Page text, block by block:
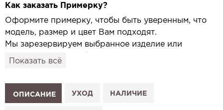
Как заказать Примерку?
Оформите примерку, чтобы быть уверенным, что
модель, размер и цвет Вам подходят.
Мы зарезервируем выбранное изделие или
привезём его в удобный для вас салон и
1. Выберите изделие на сайте.
2. Нажмите «Заказать примерку» и выберите салон.
Показать всё
ОПИСАНИЕ УХОД НАЛИЧИЕ